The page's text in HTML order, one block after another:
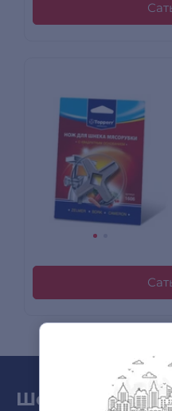
Шолу мен жаңа